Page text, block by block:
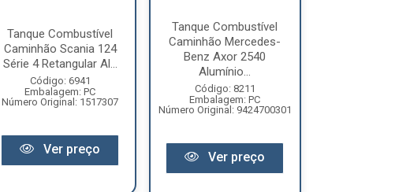
Tanque Combustível
Caminhão Scania 124
Série 4 Retangular Al...
Código: 6941
Embalagem: PC
Número Original: 1517307
Ver preço
Tanque Combustível
Caminhão Mercedes-
Benz Axor 2540
Alumínio...
Código: 8211
Embalagem: PC
Número Original: 9424700301
Ver preço